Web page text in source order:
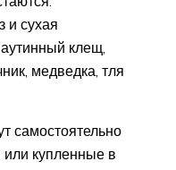
и сухая
клещ,
медведка, тля
самостоятельно
купленные в